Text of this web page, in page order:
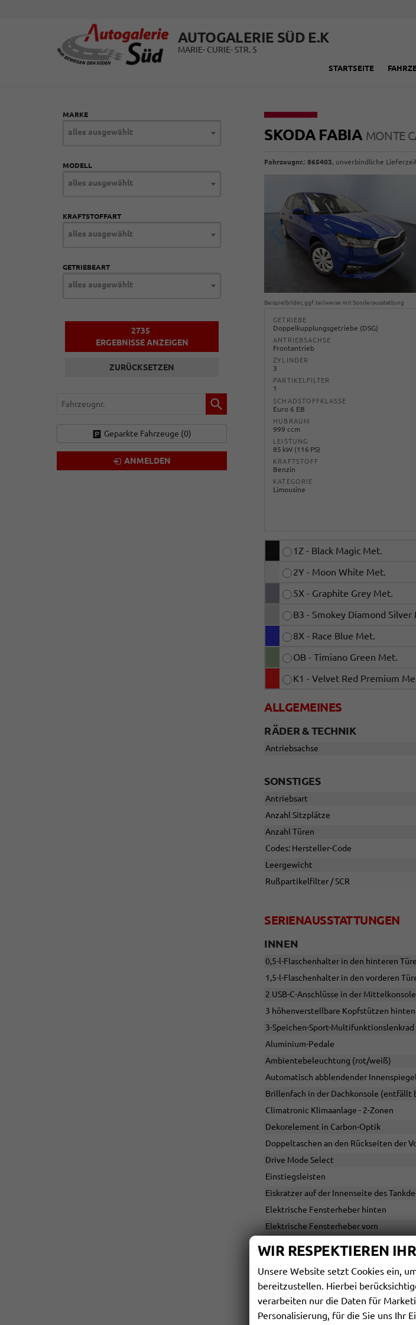
AUTOGALERIE SÜD E.K
MARIE- CURIE- STR. 5
STARTSEITE
SKODA FABIA MONTE
Fahrzeugnr.:865403, unverbindliche
Beispielbilder, ggf. teilweise mit Sonderausstattung
GETRIEBE
Doppelkupplungsgetriebe (DSG)
ANTRIEBSACHSE
Frontantrieb
ZYLINDER
3
PARTIKELFILTER
1
SCHADSTOFFKLASSE
Euro 6 EB
HUBRAUM
999 ccm
LEISTUNG
85 kW (116 PS)
KRAFTSTOFF
Benzin
KATEGORIE
Limousine
1Z - Black Magic Met.
2Y - Moon White Met.
5X - Graphite Grey Met.
B3 - Smokey Diamond Silver
8X - Race Blue Met.
OB - Timiano Green Met.
K1 - Velvet Red Premium
ALLGEMEINES
RÄDER & TECHNIK
Antriebsachse
SONSTIGES
Antriebsart
Anzahl Sitzplätze
Anzahl Türen
Codes: Hersteller-Code
Leergewicht
Rußpartikelfilter / SCR
SERIENAUSSTATTUNGEN
INNEN
0,5-l-Flaschenhalter in den hinteren
1,5-l-Flaschenhalter in den vorderen
2 USB-C-Anschlüsse in der Mittelkonsole
3 höhenverstellbare Kopfstützen hinten
3-Speichen-Sport-
Aluminium-Pedale
Ambientebeleuchtung (rot/weiß)
Automatisch abblendender Innenspiegel
Brillenfach in der Dachkonsole (entfällt
Climatronic Klimaanlage - 2-Zonen
Dekorelement in Carbon-Optik
Doppeltaschen an den Rückseiten der
Drive Mode Select
Einstiegsleisten
Eiskratzer auf der Innenseite des
Elektrische Fensterheber hinten
Elektrische Fensterheber vorn
Gepäckraumelemente
Geteilte Rücksitzbank 60/40
Halter für Regenschirm in der Fahrertür
MARKE
alles ausgewählt
MODELL
alles ausgewählt
KRAFTSTOFFART
alles ausgewählt
GETRIEBEART
alles ausgewählt
2735
ERGEBNISSE ANZEIGEN
ZURÜCKSETZEN
Fahrzeugnr.
Geparkte Fahrzeuge (0)
ANMELDEN
WIR RESPEKTIEREN
Unsere Website setzt Cookies ein,
bereitzustellen. Hierbei
verarbeiten nur die Daten für
Personalisierung, für die Sie uns Ihr